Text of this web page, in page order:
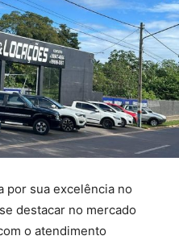
por sua excelência no
destacar no mercado
o atendimento